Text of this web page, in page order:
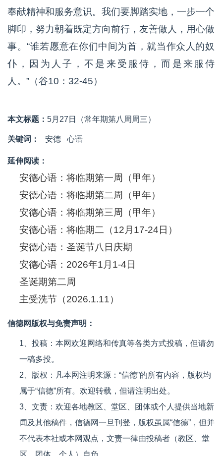
奉献精神和服务意识。我们要脚踏实地，一步一个
脚印，努力朝着既定方向前行，友善做人，用心做
事。“谁若愿意在你们中间为首，就当作众人的奴
仆，因为人子，不是来受服侍，而是来服侍
人。”（谷10：32-45）
本文标题： 5月27日（常年期第八周周三）
关键词： 安德 心语
延伸阅读：
安德心语：将临期第一周（甲年）
安德心语：将临期第二周（甲年）
安德心语：将临期第三周（甲年）
安德心语：将临期二（12月17-24日）
安德心语：圣诞节八日庆期
安德心语：2026年1月1-4日
圣诞期第二周
主受洗节（2026.1.11）
信德网版权与免责声明：
1、投稿：本网欢迎网络和传真等各类方式投稿，但请勿
一稿多投。
2、版权：凡本网注明来源：“信德”的所有内容，版权均
属于“信德”所有。欢迎转载，但请注明出处。
3、文责：欢迎各地教区、堂区、团体或个人提供当地新
闻及其他稿件，信德网一旦刊登，版权虽属“信德”，但并
不代表本社或本网观点，文责一律由投稿者（教区、堂
区、团体、个人）自负。